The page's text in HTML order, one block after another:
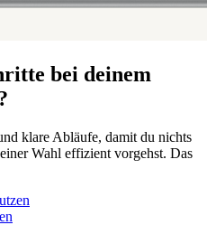
bei deinem
klare Abläufe, damit du nichts
Wahl effizient vorgehst. Das